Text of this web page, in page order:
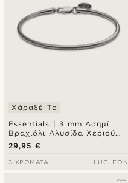
Essentials | 3 mm Ασημί
Βραχιόλι Αλυσίδα Χεριού
Snake Chain
Χάραξέ Το
29,95 €
3 ΧΡΏΜΑΤΑ LUCLEON